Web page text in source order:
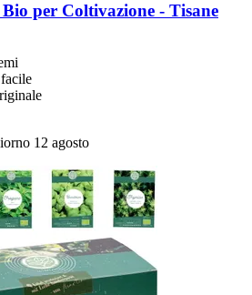
Bio per Coltivazione -​ Tisane
12 agosto